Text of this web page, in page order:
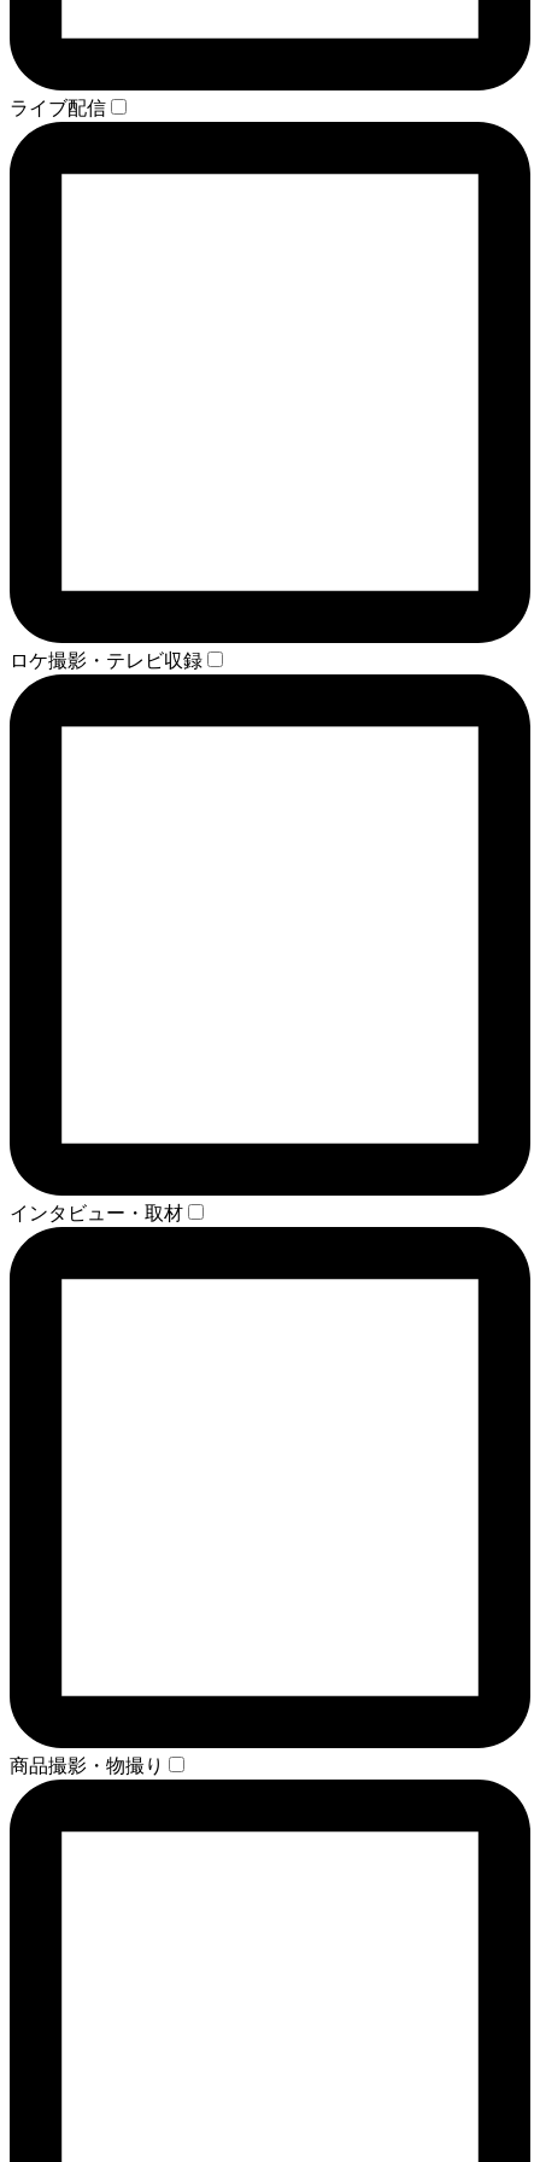
ライブ配信
ロケ撮影・テレビ収録
インタビュー・取材
商品撮影・物撮り